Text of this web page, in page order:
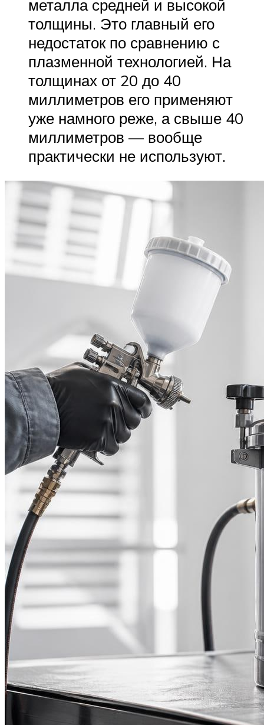
металла средней и высокой
толщины. Это главный его
недостаток по сравнению с
плазменной технологией. На
толщинах от 20 до 40
миллиметров его применяют
уже намного реже, а свыше 40
миллиметров — вообще
практически не используют.